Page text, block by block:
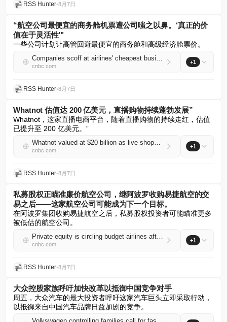
RSS Hunter•8月7日
“航空公司最便宜的商务舱机票遭公司嗤之以鼻。‘真正的价
值在于灵活性’"
一些公司计划让高管回避最便宜的商务舱和高级经济舱票价。
Companies scoff at airlines' cheapest business class tickets. 'The real value is flexibility'
cnbc.com
+1
RSS Hunter•8月7日
Whatnot 估值达 200 亿美元，直播购物持续蓬勃发展”
Whatnot，这家直播电商平台，随着直播购物的持续走红，估值
已提升至 200 亿美元。”
Whatnot valued at $20 billion as live shopping continues to boom
cnbc.com
+1
RSS Hunter•8月7日
私募股权正瞄准廉价航空公司，继阿波罗收购易捷航空的交
易之后——这家航空公司可能成为下一个目标。
在阿波罗集团收购易捷航空之后，私募股权投资者可能瞄准更多
被低估的航空公司。
Private equity is circling budget airlines after Apollo's EasyJet deal — and this carrier could be next
cnbc.com
+1
RSS Hunter•8月7日
大众控股家族呼吁加快改革以抵御中国竞争对手
周五，大众汽车的最大投资者呼吁这家汽车巨头立即采取行动，
以抵御来自中国汽车品牌日益加剧的竞争。